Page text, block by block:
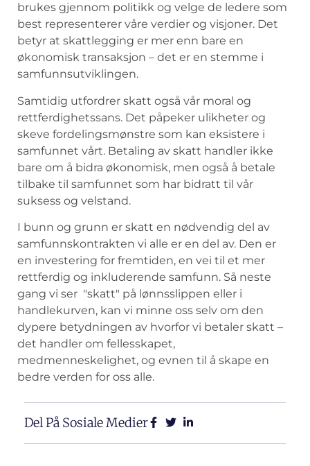
brukes gjennom politikk‌ og velge‍ de ledere som
best representerer våre⁤ verdier og visjoner. ⁣Det
betyr at skattlegging er mer ⁢enn bare en
økonomisk transaksjon⁣ – ‌det er en stemme i
samfunnsutviklingen.
Samtidig⁤ utfordrer ⁤skatt også vår moral og
rettferdighetssans. Det påpeker‌ ulikheter‌ og
skeve fordelingsmønstre som‌ kan eksistere i
samfunnet vårt. Betaling av‌ skatt handler ikke
bare om å bidra økonomisk,⁣ men ​også å‌ betale
tilbake til samfunnet ⁢som har bidratt til vår
suksess og velstand.
I bunn og‍ grunn er skatt ​en nødvendig del‍ av⁤
samfunnskontrakten ‍vi alle er en del ⁢av.‍ Den ⁢er
en⁣ investering for fremtiden, en vei ‌til‌ et mer‍
rettferdig og inkluderende samfunn. Så neste
gang‍ vi⁣ ser ⁢ "skatt" på lønnsslippen eller ⁣i⁣
handlekurven, kan ‍vi ​minne oss selv om den
dypere betydningen‍ av hvorfor vi betaler ⁤skatt –
det handler ⁣om fellesskapet,
medmenneskelighet, og evnen til å skape ⁢en
bedre verden for oss‌ alle.
Del På Sosiale Medier